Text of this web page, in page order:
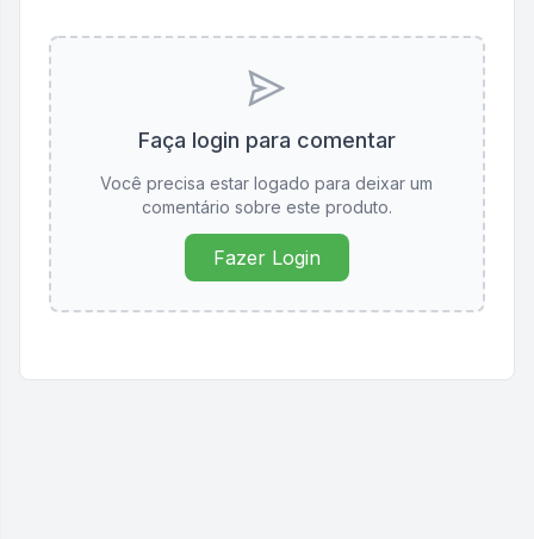
Faça login para comentar
Você precisa estar logado para deixar um
comentário sobre este produto.
Fazer Login